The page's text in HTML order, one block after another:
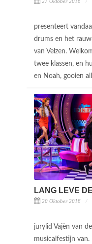
presenteert
drums en het
van Velzen.
twee klassen, en
en Noah, gooien
LANG LEVE
20 Oktober 2018
jurylid Vajèn van
musicalfestijn van.